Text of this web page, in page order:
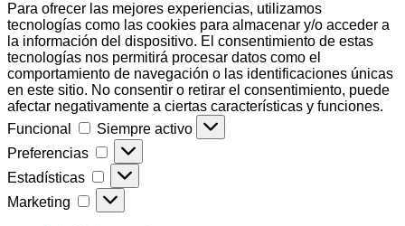
Para ofrecer las mejores experiencias, utilizamos
tecnologías como las cookies para almacenar y/o acceder a
la información del dispositivo. El consentimiento de estas
tecnologías nos permitirá procesar datos como el
comportamiento de navegación o las identificaciones únicas
en este sitio. No consentir o retirar el consentimiento, puede
afectar negativamente a ciertas características y funciones.
Funcional
Funcional
Siempre activo
Preferencias
Preferencias
Estadísticas Estadísticas
Marketing Marketing